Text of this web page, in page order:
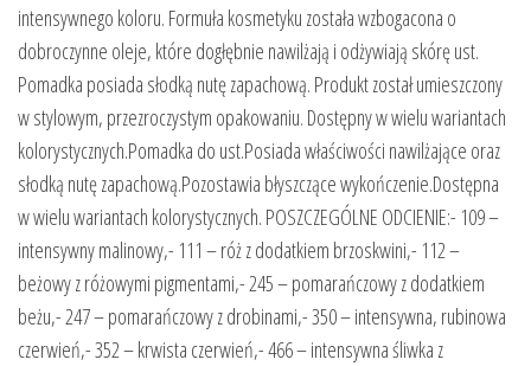
intensywnego koloru. Formuła kosmetyku została wzbogacona o
dobroczynne oleje, które dogłębnie nawilżają i odżywiają skórę ust.
Pomadka posiada słodką nutę zapachową. Produkt został umieszczony
w stylowym, przezroczystym opakowaniu. Dostępny w wielu wariantach
kolorystycznych.Pomadka do ust.Posiada właściwości nawilżające oraz
słodką nutę zapachową.Pozostawia błyszczące wykończenie.Dostępna
w wielu wariantach kolorystycznych. POSZCZEGÓLNE ODCIENIE:- 109 –
intensywny malinowy,- 111 – róż z dodatkiem brzoskwini,- 112 –
beżowy z różowymi pigmentami,- 245 – pomarańczowy z dodatkiem
beżu,- 247 – pomarańczowy z drobinami,- 350 – intensywna, rubinowa
czerwień,- 352 – krwista czerwień,- 466 – intensywna śliwka z